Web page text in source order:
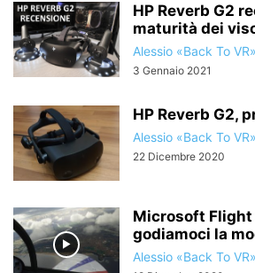
HP Reverb G2
maturità dei
Alessio «Back To
3 Gennaio 2021
HP Reverb G2,
Alessio «Back To
22 Dicembre 2020
Microsoft Flight
godiamoci la
Alessio «Back To